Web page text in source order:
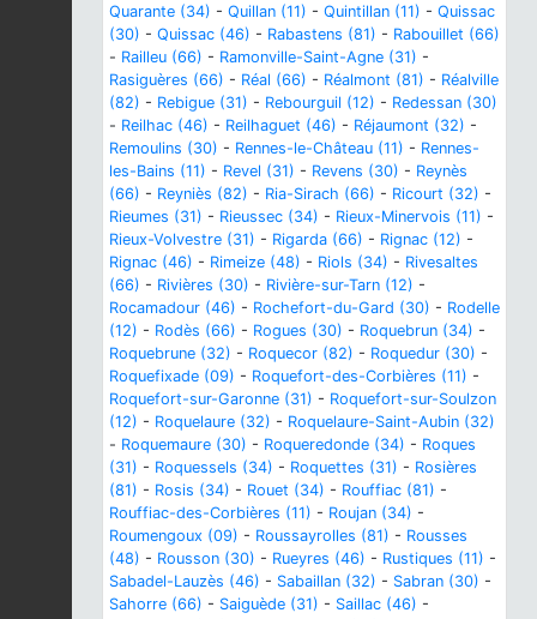
Quarante (34) - Quillan (11) - Quintillan (11) - Quissac
(30) - Quissac (46) - Rabastens (81) - Rabouillet (66)
- Railleu (66) - Ramonville-Saint-Agne (31) -
Rasiguères (66) - Réal (66) - Réalmont (81) - Réalville
(82) - Rebigue (31) - Rebourguil (12) - Redessan (30)
- Reilhac (46) - Reilhaguet (46) - Réjaumont (32) -
Remoulins (30) - Rennes-le-Château (11) - Rennes-
les-Bains (11) - Revel (31) - Revens (30) - Reynès
(66) - Reyniès (82) - Ria-Sirach (66) - Ricourt (32) -
Rieumes (31) - Rieussec (34) - Rieux-Minervois (11) -
Rieux-Volvestre (31) - Rigarda (66) - Rignac (12) -
Rignac (46) - Rimeize (48) - Riols (34) - Rivesaltes
(66) - Rivières (30) - Rivière-sur-Tarn (12) -
Rocamadour (46) - Rochefort-du-Gard (30) - Rodelle
(12) - Rodès (66) - Rogues (30) - Roquebrun (34) -
Roquebrune (32) - Roquecor (82) - Roquedur (30) -
Roquefixade (09) - Roquefort-des-Corbières (11) -
Roquefort-sur-Garonne (31) - Roquefort-sur-Soulzon
(12) - Roquelaure (32) - Roquelaure-Saint-Aubin (32)
- Roquemaure (30) - Roqueredonde (34) - Roques
(31) - Roquessels (34) - Roquettes (31) - Rosières
(81) - Rosis (34) - Rouet (34) - Rouffiac (81) -
Rouffiac-des-Corbières (11) - Roujan (34) -
Roumengoux (09) - Roussayrolles (81) - Rousses
(48) - Rousson (30) - Rueyres (46) - Rustiques (11) -
Sabadel-Lauzès (46) - Sabaillan (32) - Sabran (30) -
Sahorre (66) - Saiguède (31) - Saillac (46) -